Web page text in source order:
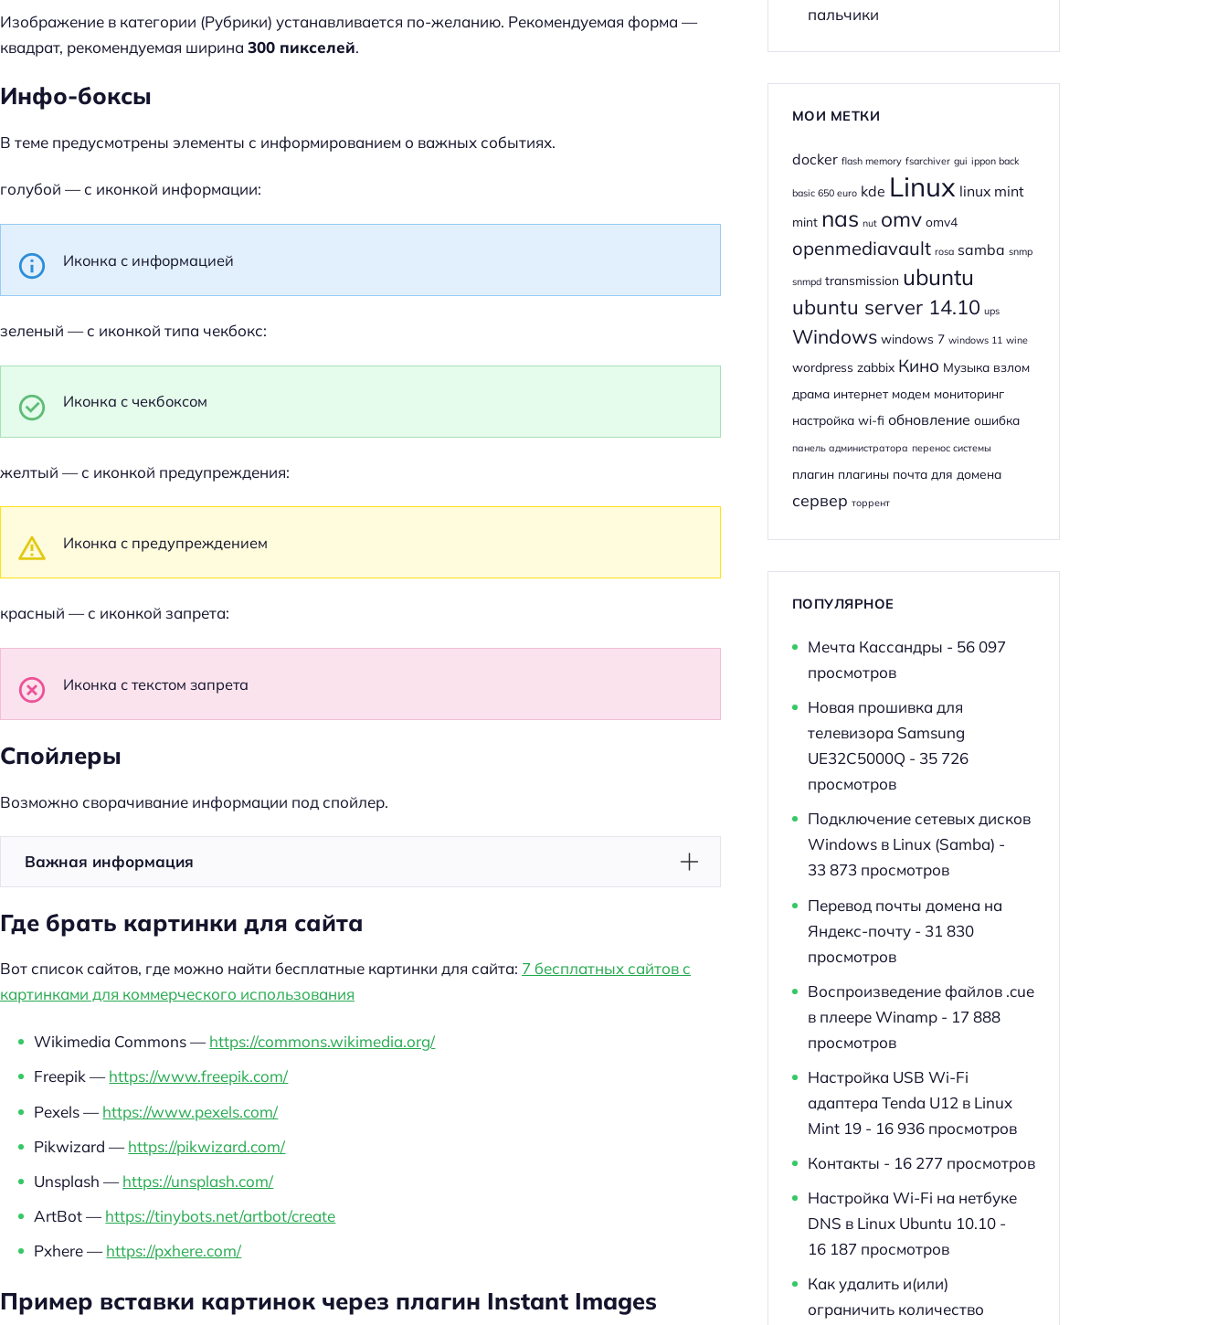
Изображение в категории (Рубрики) устанавливается по-желанию. Рекомендуемая форма —
квадрат, рекомендуемая ширина 300 пикселей.
Инфо-боксы
В теме предусмотрены элементы с информированием о важных событиях.
голубой — с иконкой информации:
Иконка с информацией
зеленый — с иконкой типа чекбокс:
Иконка с чекбоксом
желтый — с иконкой предупреждения:
Иконка с предупреждением
красный — с иконкой запрета:
Иконка с текстом запрета
Спойлеры
Возможно сворачивание информации под спойлер.
Важная информация
Где брать картинки для сайта
Вот список сайтов, где можно найти бесплатные картинки для сайта: 7 бесплатных сайтов с
картинками для коммерческого использования
Wikimedia Commons —https://commons.wikimedia.org/
Freepik —https://www.freepik.com/
Pexels —https://www.pexels.com/
Pikwizard —https://pikwizard.com/
Unsplash —https://unsplash.com/
ArtBot —https://tinybots.net/artbot/create
Pxhere —https://pxhere.com/
Пример вставки картинок через плагин Instant Images
пальчики
МОИ МЕТКИ
docker flash memory fsarchiver gui ippon back
basic 650 euro kde Linux linux mint
mint nas nut omv omv4
openmediavault rosa samba snmp
snmpd transmission ubuntu
ubuntu server 14.10 ups
Windows windows 7 windows 11 wine
wordpress zabbix Кино Музыка взлом
драма интернет модем мониторинг
настройка wi-fi обновление ошибка
панель администратора перенос системы
плагин плагины почта для домена
сервер торрент
ПОПУЛЯРНОЕ
Мечта Кассандры - 56 097
просмотров
Новая прошивка для
телевизора Samsung
UE32C5000Q - 35 726
просмотров
Подключение сетевых дисков
Windows в Linux (Samba) -
33 873 просмотров
Перевод почты домена на
Яндекс-почту- 31 830
просмотров
Воспроизведение файлов .cue
в плеере Winamp- 17 888
просмотров
Настройка USB Wi-Fi
адаптера Tenda U12 в Linux
Mint 19- 16 936 просмотров
Контакты - 16 277 просмотров
Настройка Wi-Fi на нетбуке
DNS в Linux Ubuntu 10.10-
16 187 просмотров
Как удалить и(или)
ограничить количество
Н